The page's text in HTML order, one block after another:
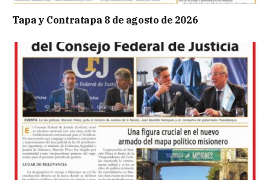
Tapa y Contratapa 8 de agosto de 2026